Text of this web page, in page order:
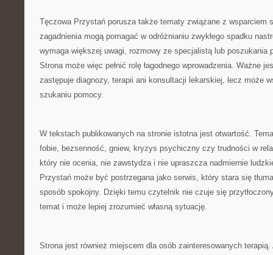
Tęczowa Przystań porusza także tematy związane z wsparciem
zagadnienia mogą pomagać w odróżnianiu zwykłego spadku
wymaga większej uwagi, rozmowy ze specjalistą lub poszukania
Strona może więc pełnić rolę łagodnego wprowadzenia. Ważne
zastępuje diagnozy, terapii ani konsultacji lekarskiej, lecz może
szukaniu pomocy.
W tekstach publikowanych na stronie istotna jest otwartość.
fobie, bezsenność, gniew, kryzys psychiczny czy trudności w
który nie ocenia, nie zawstydza i nie upraszcza nadmiernie
Przystań może być postrzegana jako serwis, który stara się
sposób spokojny. Dzięki temu czytelnik nie czuje się
temat i może lepiej zrozumieć własną sytuację.
Strona jest również miejscem dla osób zainteresowanych terapią.